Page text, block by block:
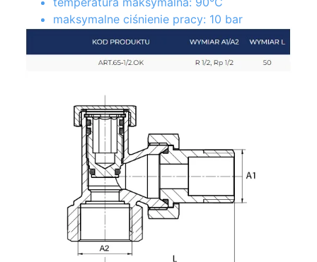
maksymalne ciśnienie pracy: 10 bar